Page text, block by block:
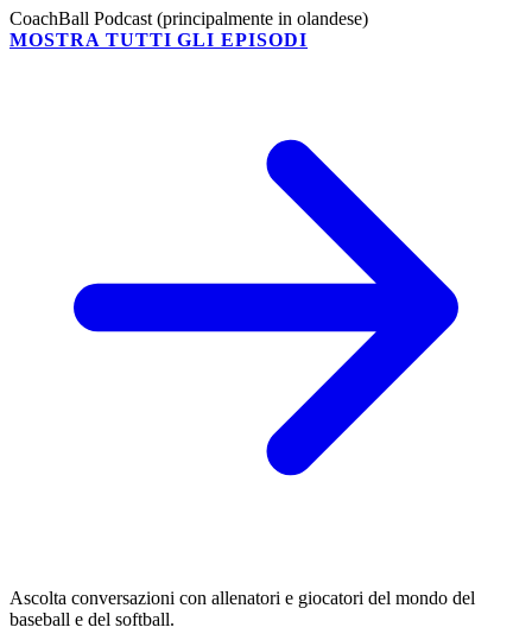
CoachBall Podcast (principalmente in olandese)
MOSTRA TUTTI GLI EPISODI
Ascolta conversazioni con allenatori e giocatori del mondo del
baseball e del softball.